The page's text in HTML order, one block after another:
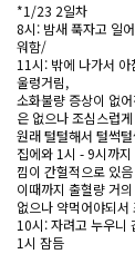
*1/23 2일차
8시: 밤새 푹자고 일
워함/
11시: 밖에 나가서 아침밥먹고 진통제 항생제 복용함 수술 전에 느꼈던 배 콕콕,
울렁거림,
소화불량 증상이 없
은 없으나 조심스럽
집에와 1시 - 9시까지 앉아서 업무 < 이때 완전 아주 살짝 좌측 아래 배 콕콕 느
낌이 간헐적으로 있음
이때까지 출혈량 거
10시: 자려고 누우니
1시 잠듬